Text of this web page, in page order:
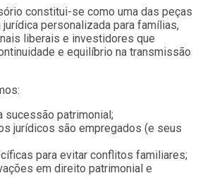
constitui-se como uma das peças
personalizada para famílias,
liberais e investidores que
e equilíbrio na transmissão
sucessão patrimonial;
jurídicos são empregados (e seus
para evitar conflitos familiares;
em direito patrimonial e